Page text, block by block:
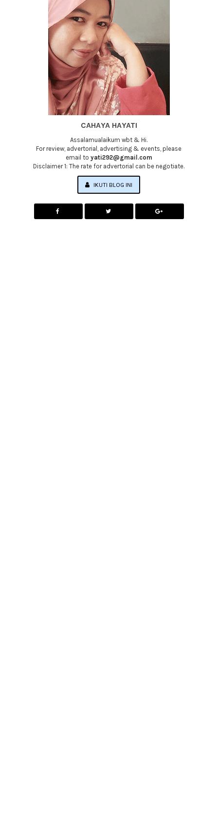
CAHAYA HAYATI
Assalamualaikum wbt & Hi.
For review, advertorial, advertising & events, please
email to yati292@gmail.com
Disclaimer 1: The rate for advertorial can be negotiate.
IKUTI BLOG INI